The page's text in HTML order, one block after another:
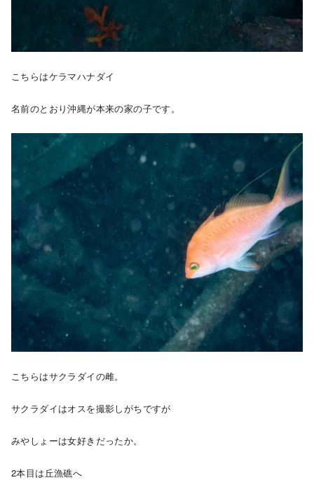
こちらはケラマハナダイ
名前のとおり沖縄が本来の家の子です。
こちらはサクラダイの雌。
サクラダイはオスを撮影しがちですが
みやしょーは女好きだったか。
2本目は丘漁礁へ